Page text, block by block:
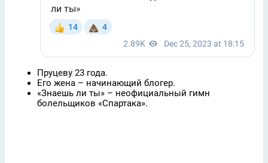
Пруцеву 23 года.
Его жена – начинающий блогер.
«Знаешь ли ты» – неофициальный гимн
болельщиков «Спартака».